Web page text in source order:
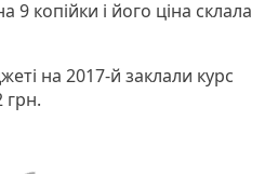
копійки і його ціна склала
на 2017-й заклали курс
грн.